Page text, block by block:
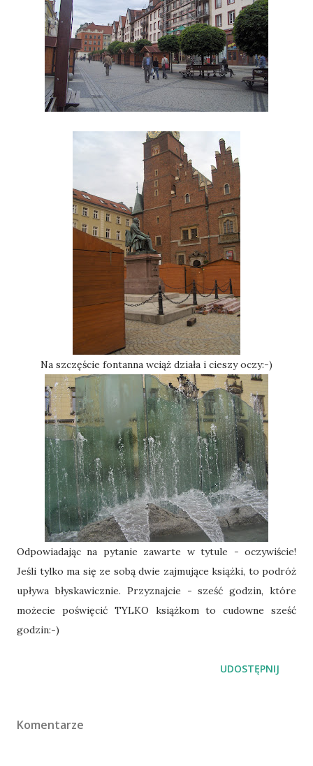
Na szczęście fontanna wciąż działa i cieszy oczy:-)
Odpowiadając na pytanie zawarte w tytule - oczywiście!
Jeśli tylko ma się ze sobą dwie zajmujące książki, to podróż
upływa błyskawicznie. Przyznajcie - sześć godzin, które
możecie poświęcić TYLKO książkom to cudowne sześć
godzin:-)
UDOSTĘPNIJ
Komentarze